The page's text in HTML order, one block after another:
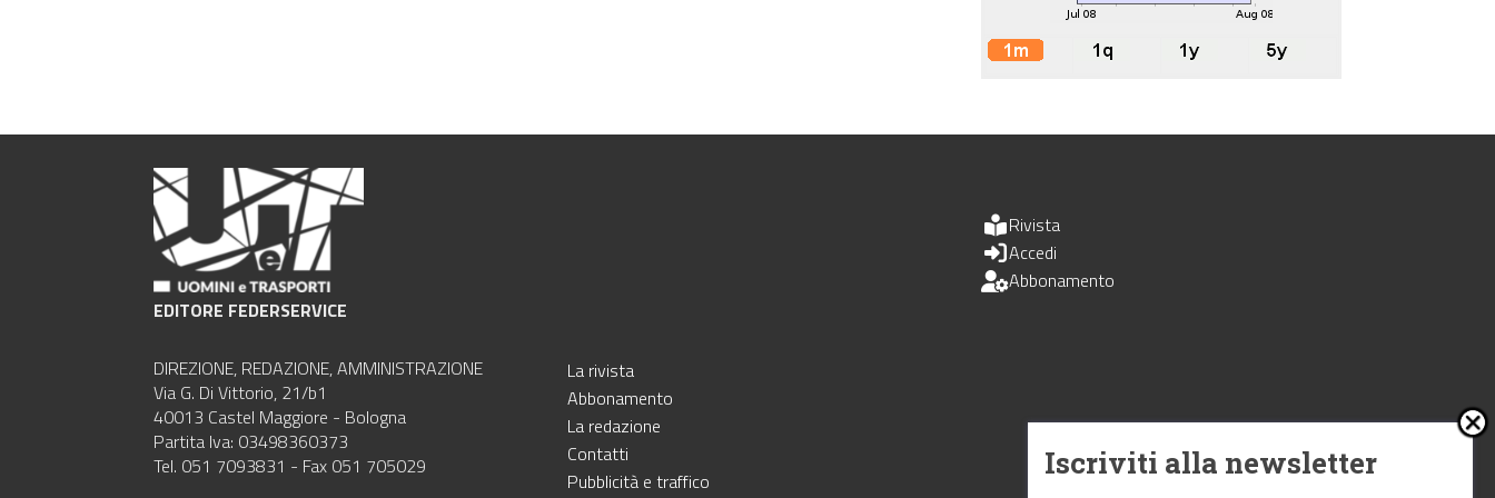
EDITORE FEDERSERVICE
DIREZIONE, REDAZIONE, AMMINISTRAZIONE
Via G. Di Vittorio, 21/b1
40013 Castel Maggiore - Bologna
Partita Iva: 03498360373
Tel. 051 7093831 - Fax 051 705029
La rivista
Abbonamento
La redazione
Contatti
Pubblicità e traffico
Rivista
Accedi
Abbonamento
Iscriviti alla newsletter